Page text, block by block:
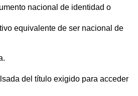
nacional de identidad o
equivalente de ser nacional de
del título exigido para acceder